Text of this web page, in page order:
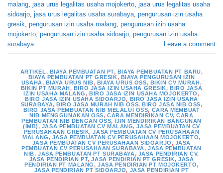
malang, jasa urus legalitas usaha mojokerto, jasa urus legalitas usaha
sidoarjo, jasa urus legalitas usaha surabaya, pengurusan izin usaha
gresik, pengurusan izin usaha malang, pengurusan izin usaha
mojokerto, pengurusan izin usaha sidoarjo, pengurusan izin usaha
surabaya
Leave a comment
ARTIKEL, BIAYA PEMBUATAN PT, BIAYA PEMBUATAN PT BARU,
BIAYA PEMBUATAN PT GRESIK, BIAYA PENGURUSAN IZIN
USAHA, BIAYA URUS NIB, BIAYA URUS OSS, BIKIN CV MURAH,
BIKIN PT MURAH, BIRO JASA IZIN USAHA GRESIK,BIRO JASA
IZIN USAHA MALANG,BIRO JASA IZIN USAHA MOJOKERTO,
BIRO JASA IZIN USAHA SIDOARJO, BIRO JASA IZIN USAHA
SURABAYA,BIRO JASA MURAH NIB OSS,BIRO JASA NIB OSS,
BIRO JASA PEMBUATAN NIB MELALUI OSS, CARA MEMBUAT
NIB MENGGUNAKAN OSS,CARA MENDIRIKAN CV,CARA
PEMBUATAN NIB DENGAN OSS, IJIN MENDIRIKAN BANGUNAN
(IMB), JASA PEMBUATAN CV MALANG,JASA PEMBUATAN CV
PERUSAHAAN GRESIK,JASA PEMBUATAN CV PERUSAHAAN
MALANG, JASA PEMBUATAN CV PERUSAHAAN MOJOKERTO,
JASA PEMBUATAN CV PERUSAHAAN SIDOARJO, JASA
PEMBUATAN CV PERUSAHAAN SURABAYA,JASA PEMBUATAN
NIB,JASA PEMBUATAN PT SURABAYA, JASA PENDIRIAN CV,
JASA PENDIRIAN PT,JASA PENDIRIAN PT GRESIK, JASA
PENDIRIAN PT MALANG,JASA PENDIRIAN PT MOJOKERTO,
JASA PENDIRIAN PT SIDOARJO, JASA PENDIRIAN PT